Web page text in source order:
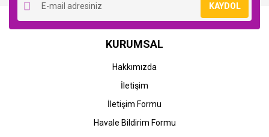
M320DTN Yazıcı
0,00 TL
KAYDOL
KURUMSAL
Hakkımızda
İletişim
İletişim Formu
Havale Bildirim Formu